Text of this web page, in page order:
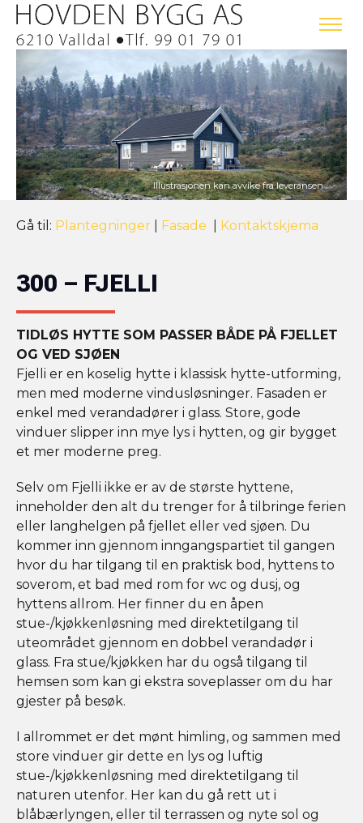
Gå til: Plantegninger Fasade Kontaktskjema
300 – FJELLI
TIDLØS HYTTE SOM PASSER BÅDE PÅ FJELLET
OG VED SJØEN
Fjelli er en koselig hytte i klassisk hytte-utforming,
men med moderne vindusløsninger. Fasaden er
enkel med verandadører i glass. Store, gode
vinduer slipper inn mye lys i hytten, og gir bygget
et mer moderne preg.
Selv om Fjelli ikke er av de største hyttene,
inneholder den alt du trenger for å tilbringe ferien
eller langhelgen på fjellet eller ved sjøen. Du
kommer inn gjennom inngangspartiet til gangen
hvor du har tilgang til en praktisk bod, hyttens to
soverom, et bad med rom for wc og dusj, og
hyttens allrom. Her finner du en åpen
stue-/kjøkkenløsning med direktetilgang til
uteområdet gjennom en dobbel verandadør i
glass. Fra stue/kjøkken har du også tilgang til
hemsen som kan gi ekstra soveplasser om du har
gjester på besøk.
I allrommet er det mønt himling, og sammen med
store vinduer gir dette en lys og luftig
stue-/kjøkkenløsning med direktetilgang til
naturen utenfor. Her kan du gå rett ut i
blåbærlyngen, eller til terrassen og nyte sol og